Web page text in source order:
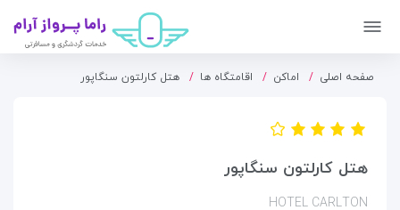
صفحه اصلی اماکن اقامتگاه ها هتل کارلتون سنگاپور
هتل کارلتون سنگاپور
HOTEL CARLTON